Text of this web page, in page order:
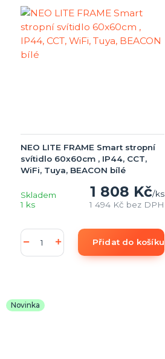
NEO LITE FRAME Smart stropní
svítidlo 60x60cm , IP44, CCT,
WiFi, Tuya, BEACON bílé
1 808 Kč/ks
1 494 Kč bez DPH
Skladem
1 ks
Přidat do košíku
Novinka